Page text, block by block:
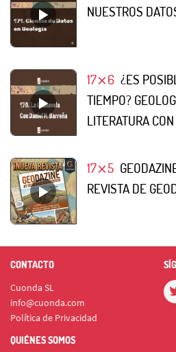
NUESTROS
17⨯6 ¿ES
TIEMPO?
LITERATURA
17⨯5
REVISTA DE
CONTACTO
Cuonda SL
info@cuonda.com
Política de Privacidad
QUIÉNES SOMOS